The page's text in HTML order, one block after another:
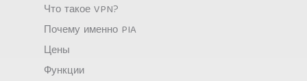
Что такое VPN?
Почему именно PIA
Цены
Функции